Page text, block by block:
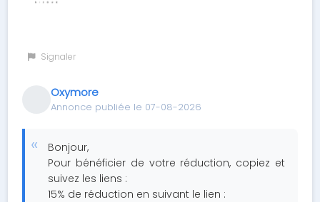
Signaler
Oxymore
Annonce publiée le 07-08-2026
Bonjour,
Pour bénéficier de votre réduction, copiez et
suivez les liens :
15% de réduction en suivant le lien :